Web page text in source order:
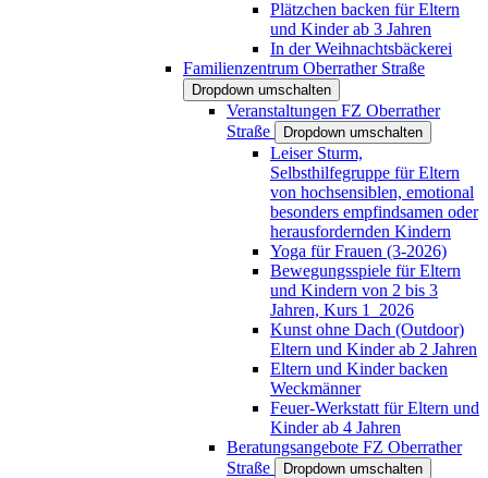
Plätzchen backen für Eltern
und Kinder ab 3 Jahren
In der Weihnachtsbäckerei
Familienzentrum Oberrather Straße
Dropdown umschalten
Veranstaltungen FZ Oberrather
Straße
Dropdown umschalten
Leiser Sturm,
Selbsthilfegruppe für Eltern
von hochsensiblen, emotional
besonders empfindsamen oder
herausfordernden Kindern
Yoga für Frauen (3-2026)
Bewegungsspiele für Eltern
und Kindern von 2 bis 3
Jahren, Kurs 1_2026
Kunst ohne Dach (Outdoor)
Eltern und Kinder ab 2 Jahren
Eltern und Kinder backen
Weckmänner
Feuer-Werkstatt für Eltern und
Kinder ab 4 Jahren
Beratungsangebote FZ Oberrather
Straße
Dropdown umschalten